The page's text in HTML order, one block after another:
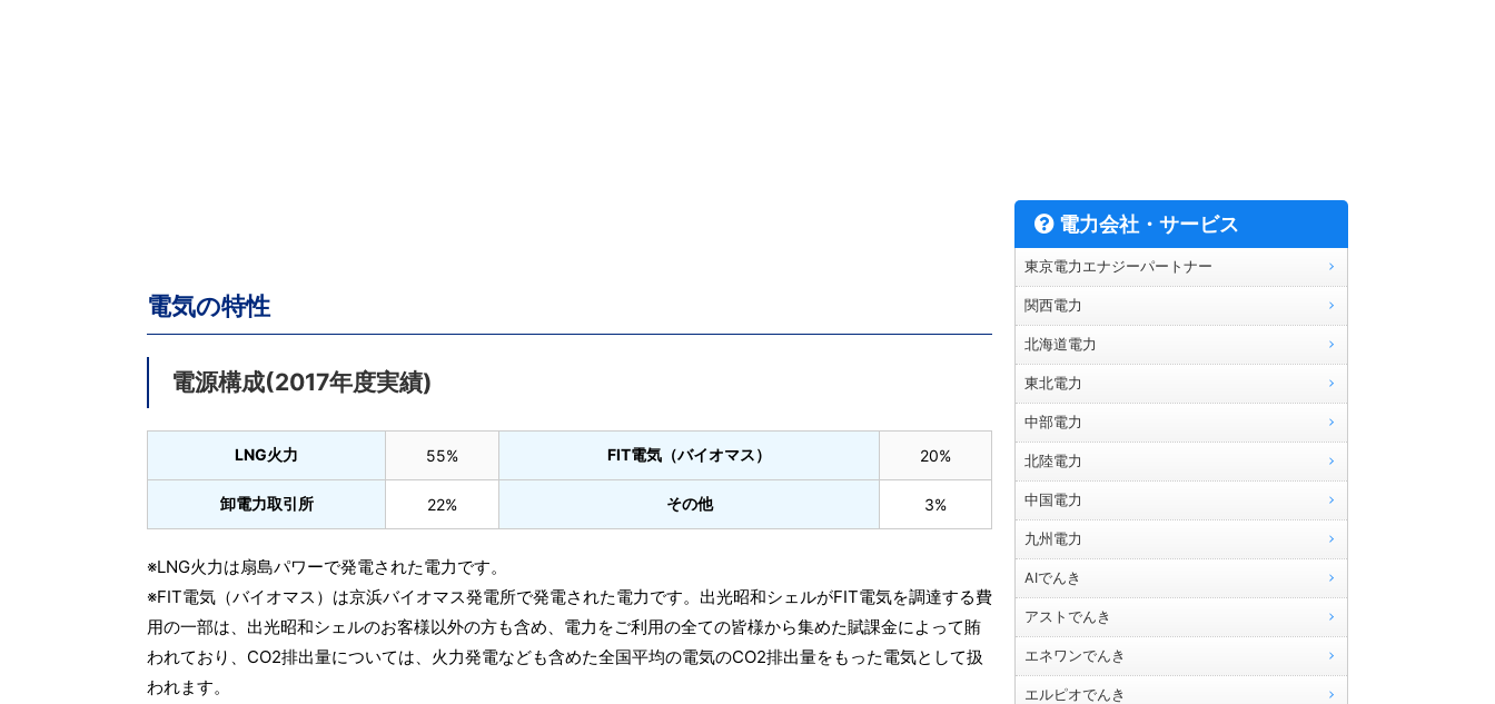
電気の特性
電源構成(2017年度実績)
LNG火力 55% FIT電気（バイオマス） 20%
卸電力取引所 22% その他 3%
※LNG火力は扇島パワーで発電された電力です。
※FIT電気（バイオマス）は京浜バイオマス発電所で発電された電力です。出光昭和シェルがFIT電気を調達する費
用の一部は、出光昭和シェルのお客様以外の方も含め、電力をご利用の全ての皆様から集めた賦課金によって賄
われており、CO2排出量については、火力発電なども含めた全国平均の電気のCO2排出量をもった電気として扱
われます。
電力会社・サービス
東京電力エナジーパートナー
関西電力
北海道電力
東北電力
中部電力
北陸電力
中国電力
九州電力
AIでんき
アストでんき
エネワンでんき
エルピオでんき